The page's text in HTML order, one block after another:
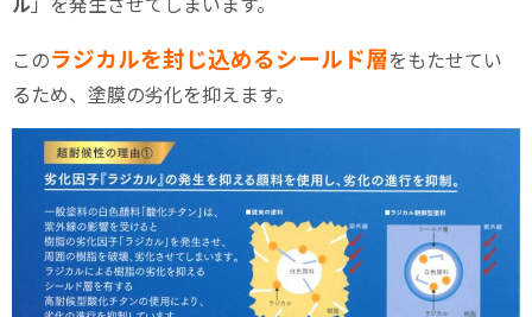
このラジカルを封じ込めるシールド層をもたせてい
るため、塗膜の劣化を抑えます。